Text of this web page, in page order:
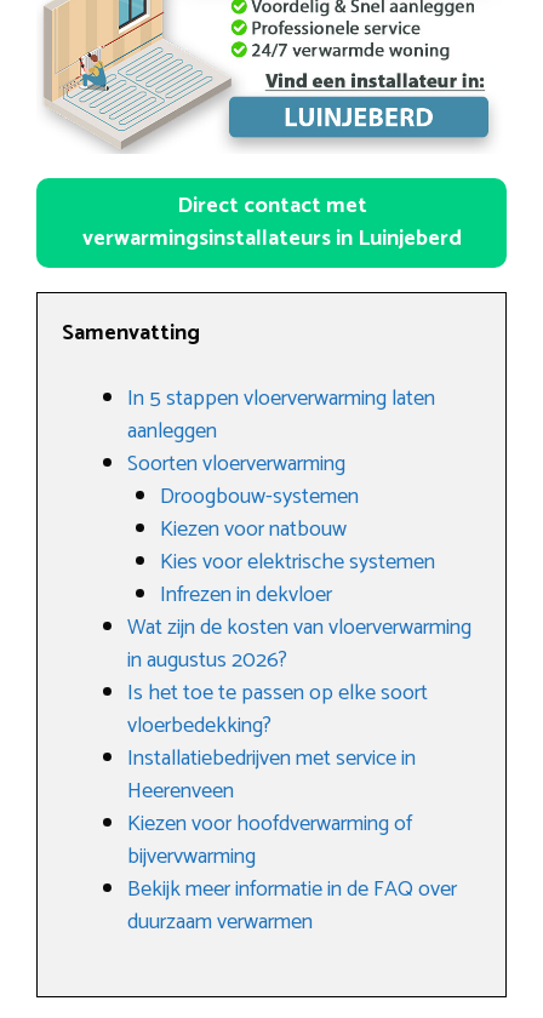
Direct contact met
verwarmingsinstallateurs in Luinjeberd
Samenvatting
In 5 stappen vloerverwarming laten
aanleggen
Soorten vloerverwarming
Droogbouw-systemen
Kiezen voor natbouw
Kies voor elektrische systemen
Infrezen in dekvloer
Wat zijn de kosten van vloerverwarming
in augustus 2026?
Is het toe te passen op elke soort
vloerbedekking?
Installatiebedrijven met service in
Heerenveen
Kiezen voor hoofdverwarming of
bijvervwarming
Bekijk meer informatie in de FAQ over
duurzaam verwarmen